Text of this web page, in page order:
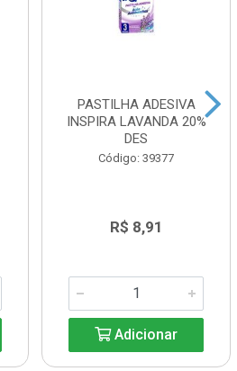
PASTILHA ADESIVA
INSPIRA LAVANDA 20%
DES
Código: 39377
R$ 8,91
Adicionar